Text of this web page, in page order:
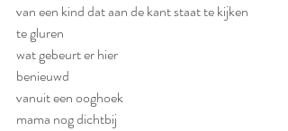
van een kind dat aan de kant staat te kijken
te gluren
wat gebeurt er hier
benieuwd
vanuit een ooghoek
mama nog dichtbij